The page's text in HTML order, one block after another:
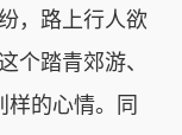
，路上行人欲
个踏青郊游、
的心情。同